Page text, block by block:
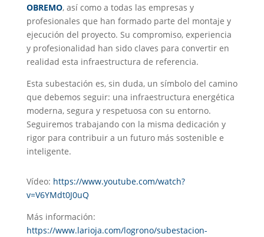
OBREMO, así como a todas las empresas y
profesionales que han formado parte del montaje y
ejecución del proyecto. Su compromiso, experiencia
y profesionalidad han sido claves para convertir en
realidad esta infraestructura de referencia.
Esta subestación es, sin duda, un símbolo del camino
que debemos seguir: una infraestructura energética
moderna, segura y respetuosa con su entorno.
Seguiremos trabajando con la misma dedicación y
rigor para contribuir a un futuro más sostenible e
inteligente.
Vídeo: https://www.youtube.com/watch?
v=V6YMdt0J0uQ
Más información:
https://www.larioja.com/logrono/subestacion-